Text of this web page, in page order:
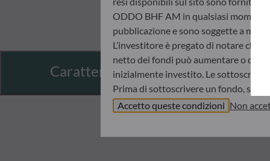
Caratteristiche
ODDO BHF AM in qualsiasi
pubblicazione e sono soggette a
L’investitore è pregato di notare che
netto dei fondi può aumentare o
inizialmente investito. Le
Prima di sottoscrivere un fondo, si
informazioni chiave per l’investitore
Accetto queste condizioni Non